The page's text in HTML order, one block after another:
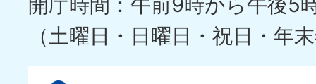
（土曜日・日曜日・祝日・年